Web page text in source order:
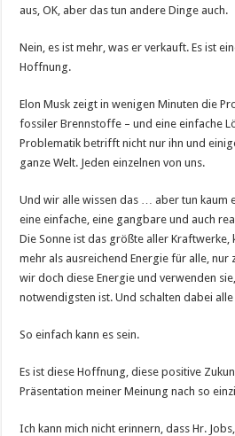
aus, OK, aber das tun andere Dinge auch.
Nein, es ist mehr, was er verkauft. Es ist
Hoffnung.
Elon Musk zeigt in wenigen Minuten die
fossiler Brennstoffe – und eine einfache
Problematik betrifft nicht nur ihn und
ganze Welt. Jeden einzelnen von uns.
Und wir alle wissen das … aber tun kaum
eine einfache, eine gangbare und auch
Die Sonne ist das größte aller
mehr als ausreichend Energie für alle, nur
wir doch diese Energie und verwenden
notwendigsten ist. Und schalten dabei
So einfach kann es sein.
Es ist diese Hoffnung, diese positive
Präsentation meiner Meinung nach so
Ich kann mich nicht erinnern, dass Hr.